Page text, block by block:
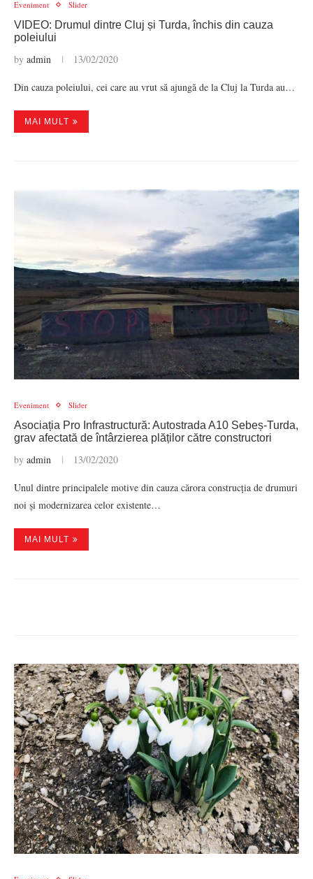
Eveniment Slider
VIDEO: Drumul dintre Cluj și Turda, închis din cauza
poleiului
by admin 13/02/2020
Din cauza poleiului, cei care au vrut să ajungă de la Cluj la Turda au…
MAI MULT
Eveniment Slider
Asociația Pro Infrastructură: Autostrada A10 Sebeș-Turda,
grav afectată de întârzierea plăților către constructori
by admin 13/02/2020
Unul dintre principalele motive din cauza cărora construcția de drumuri
noi și modernizarea celor existente…
MAI MULT